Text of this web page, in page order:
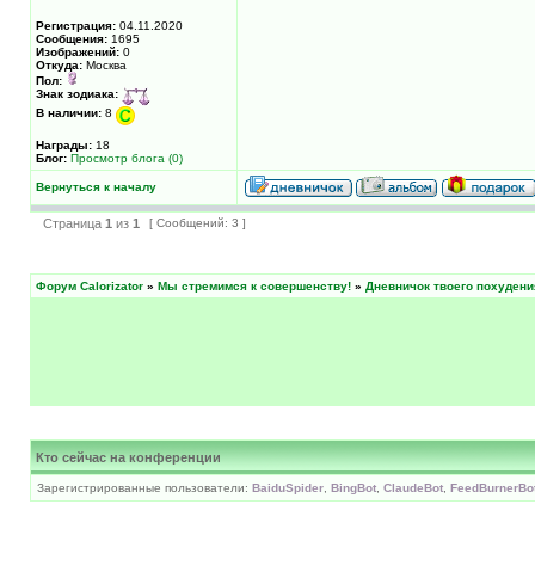
Регистрация: 04.11.2020
Сообщения: 1695
Изображений: 0
Откуда: Москва
Пол:
Знак зодиака:
В наличии: 8
Награды: 18
Блог: Просмотр блога (0)
Вернуться к началу
Страница 1 из 1 [ Сообщений: 3 ]
Форум Calorizator » Мы стремимся к совершенству! » Дневничок твоего
Кто сейчас на конференции
Зарегистрированные пользователи: BaiduSpider BingBot ClaudeBot